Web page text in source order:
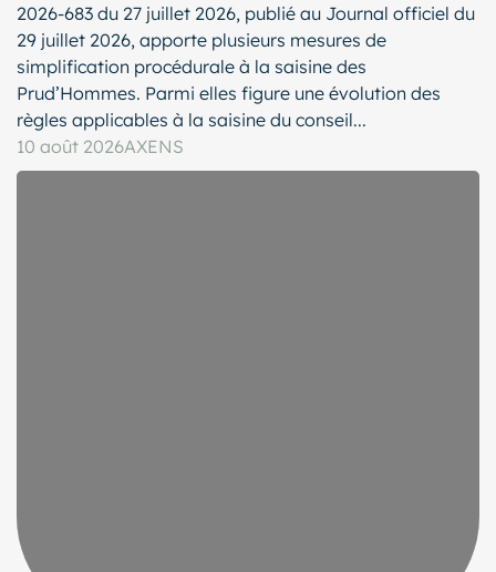
2026-683 du 27 juillet 2026, publié au Journal officiel du
29 juillet 2026, apporte plusieurs mesures de
simplification procédurale à la saisine des
Prud’Hommes. Parmi elles figure une évolution des
règles applicables à la saisine du conseil...
10 août 2026AXENS